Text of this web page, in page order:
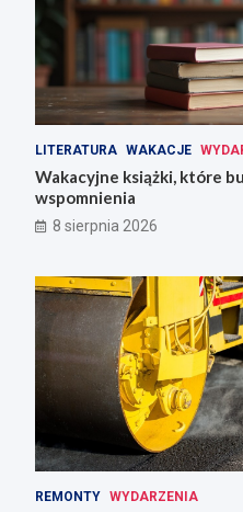
LITERATURA WAKACJE
Wakacyjne książki, które
wspomnienia
8 sierpnia 2026
REMONTY WYDARZENIA